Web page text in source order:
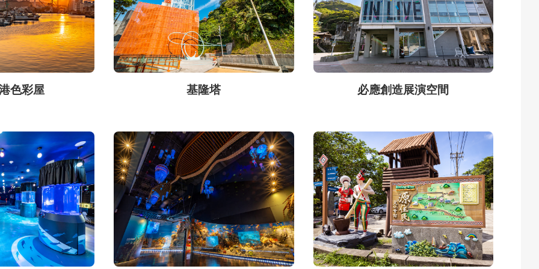
色彩屋 基隆塔 必應創造展演空間